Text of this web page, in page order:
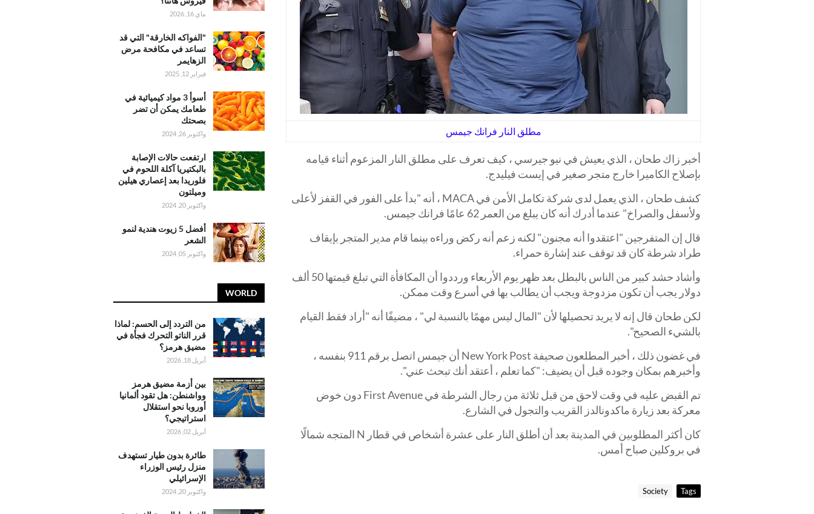
مطلق النار فرانك جيمس
أخبر زاك طحان ، الذي يعيش في نيو جيرسي ، كيف تعرف على مطلق النار المزعوم أثناء قيامه
بإصلاح الكاميرا خارج متجر صغير في إيست فيليدج.
كشف طحان ، الذي يعمل لدى شركة تكامل الأمن في MACA ، أنه "بدأ على الفور في القفز لأعلى
ولأسفل والصراخ" عندما أدرك أنه كان يبلغ من العمر 62 عامًا فرانك جيمس.
قال إن المتفرجين "اعتقدوا أنه مجنون" لكنه زعم أنه ركض وراءه بينما قام مدير المتجر بإيقاف
طراد شرطة كان قد توقف عند إشارة حمراء.
وأشاد حشد كبير من الناس بالبطل بعد ظهر يوم الأربعاء ورددوا أن المكافأة التي تبلغ قيمتها 50 ألف
دولار يجب أن تكون مزدوجة ويجب أن يطالب بها في أسرع وقت ممكن.
لكن طحان قال إنه لا يريد تحصيلها لأن "المال ليس مهمًا بالنسبة لي" ، مضيفًا أنه "أراد فقط القيام
بالشيء الصحيح".
في غضون ذلك ، أخبر المطلعون صحيفة New York Post أن جيمس اتصل برقم 911 بنفسه ،
وأخبرهم بمكان وجوده قبل أن يضيف: "كما تعلم ، أعتقد أنك تبحث عني".
تم القبض عليه في وقت لاحق من قبل ثلاثة من رجال الشرطة في First Avenue دون خوض
معركة بعد زيارة ماكدونالدز القريب والتجول في الشارع.
كان أكثر المطلوبين في المدينة بعد أن أطلق النار على عشرة أشخاص في قطار N المتجه شمالًا
في بروكلين صباح أمس.
Tags
Society
ماي 16, 2026
"الفواكه الخارقة" التي قد
تساعد في مكافحة مرض
الزهايمر
فبراير 12, 2025
أسوأ 3 مواد كيميائية في
طعامك يمكن أن تضر
بصحتك
واكتوبر 26, 2024
ارتفعت حالات الإصابة
بالبكتيريا آكلة اللحوم في
فلوريدا بعد إعصاري هيلين
وميلتون
واكتوبر 20, 2024
أفضل 5 زيوت هندية لنمو
الشعر
واكتوبر 05, 2024
WORLD
من التردد إلى الحسم: لماذا
قرر الناتو التحرك فجأة في
مضيق هرمز؟
أبريل 18, 2026
بين أزمة مضيق هرمز
وواشنطن: هل تقود ألمانيا
أوروبا نحو استقلال
استراتيجي؟
أبريل 02, 2026
طائرة بدون طيار تستهدف
منزل رئيس الوزراء
الإسرائيلي
واكتوبر 20, 2024